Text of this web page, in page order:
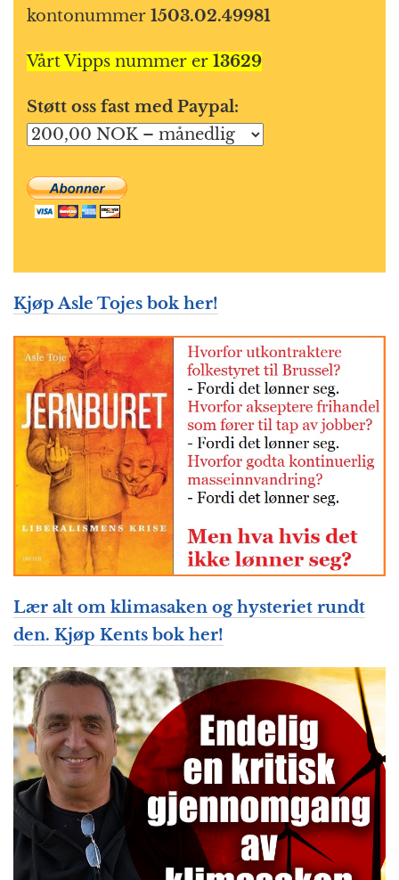
kontonummer 1503.02.49981
Vårt Vipps nummer er 13629
Støtt oss fast med Paypal:
Kjøp Asle Tojes bok her!
Lær alt om klimasaken og hysteriet rundt
den. Kjøp Kents bok her!